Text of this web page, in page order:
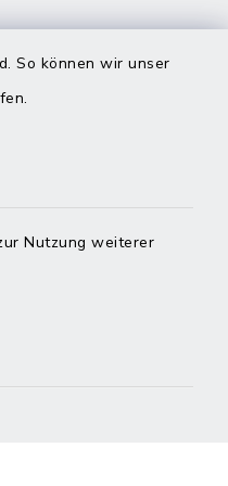
So können wir unser
Nutzung weiterer